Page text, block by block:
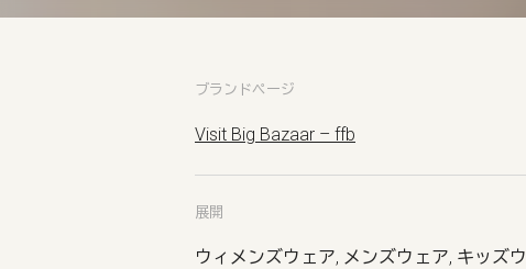
ブランドページ
Visit Big Bazaar – ffb
展開
ウィメンズウェア, メンズウェア, キッズウ